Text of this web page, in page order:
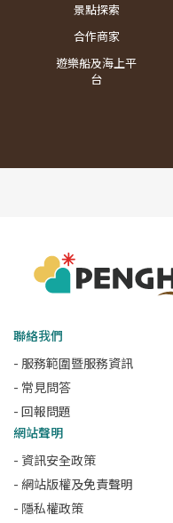
景點探索
合作商家
遊樂船及海上平
台
聯絡我們
- 服務範圍暨服務資訊
- 常見問答
- 回報問題
網站聲明
- 資訊安全政策
- 網站版權及免責聲明
- 隱私權政策